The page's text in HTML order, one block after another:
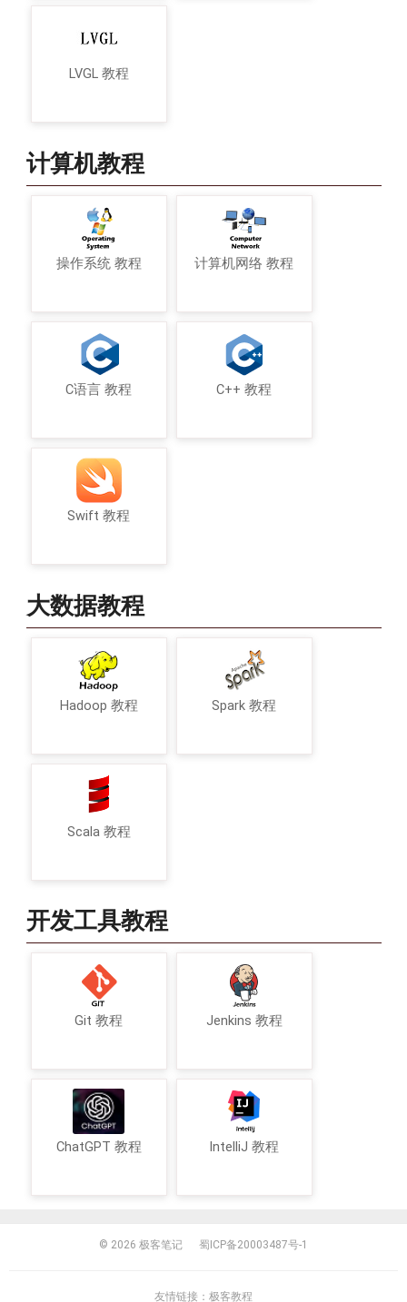
LVGL 教程
计算机教程
操作系统 教程 计算机网络 教程
C语言 教程 C++ 教程
Swift 教程
大数据教程
Hadoop 教程 Spark 教程
Scala 教程
开发工具教程
Git 教程 Jenkins 教程
ChatGPT 教程 IntelliJ 教程
© 2026 极客笔记 蜀ICP备20003487号-1
友情链接： 极客教程